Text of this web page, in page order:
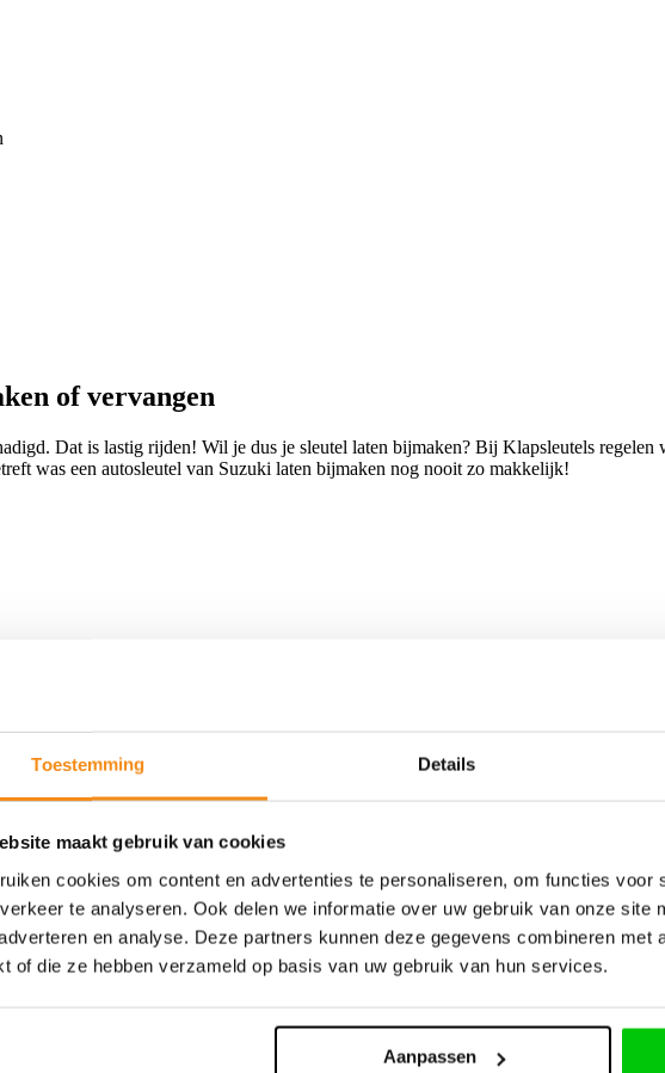
Toestemming Details
maakt gebruik van cookies
cookies om content en advertenties te personaliseren, om functies voor
te analyseren. Ook delen we informatie over uw gebruik van onze site
en analyse. Deze partners kunnen deze gegevens combineren met
of die ze hebben verzameld op basis van uw gebruik van hun services.
Aanpassen
of vervangen
Dat is lastig rijden! Wil je dus je sleutel laten bijmaken? Bij Klapsleutels
was een autosleutel van Suzuki laten bijmaken nog nooit zo makkelijk!